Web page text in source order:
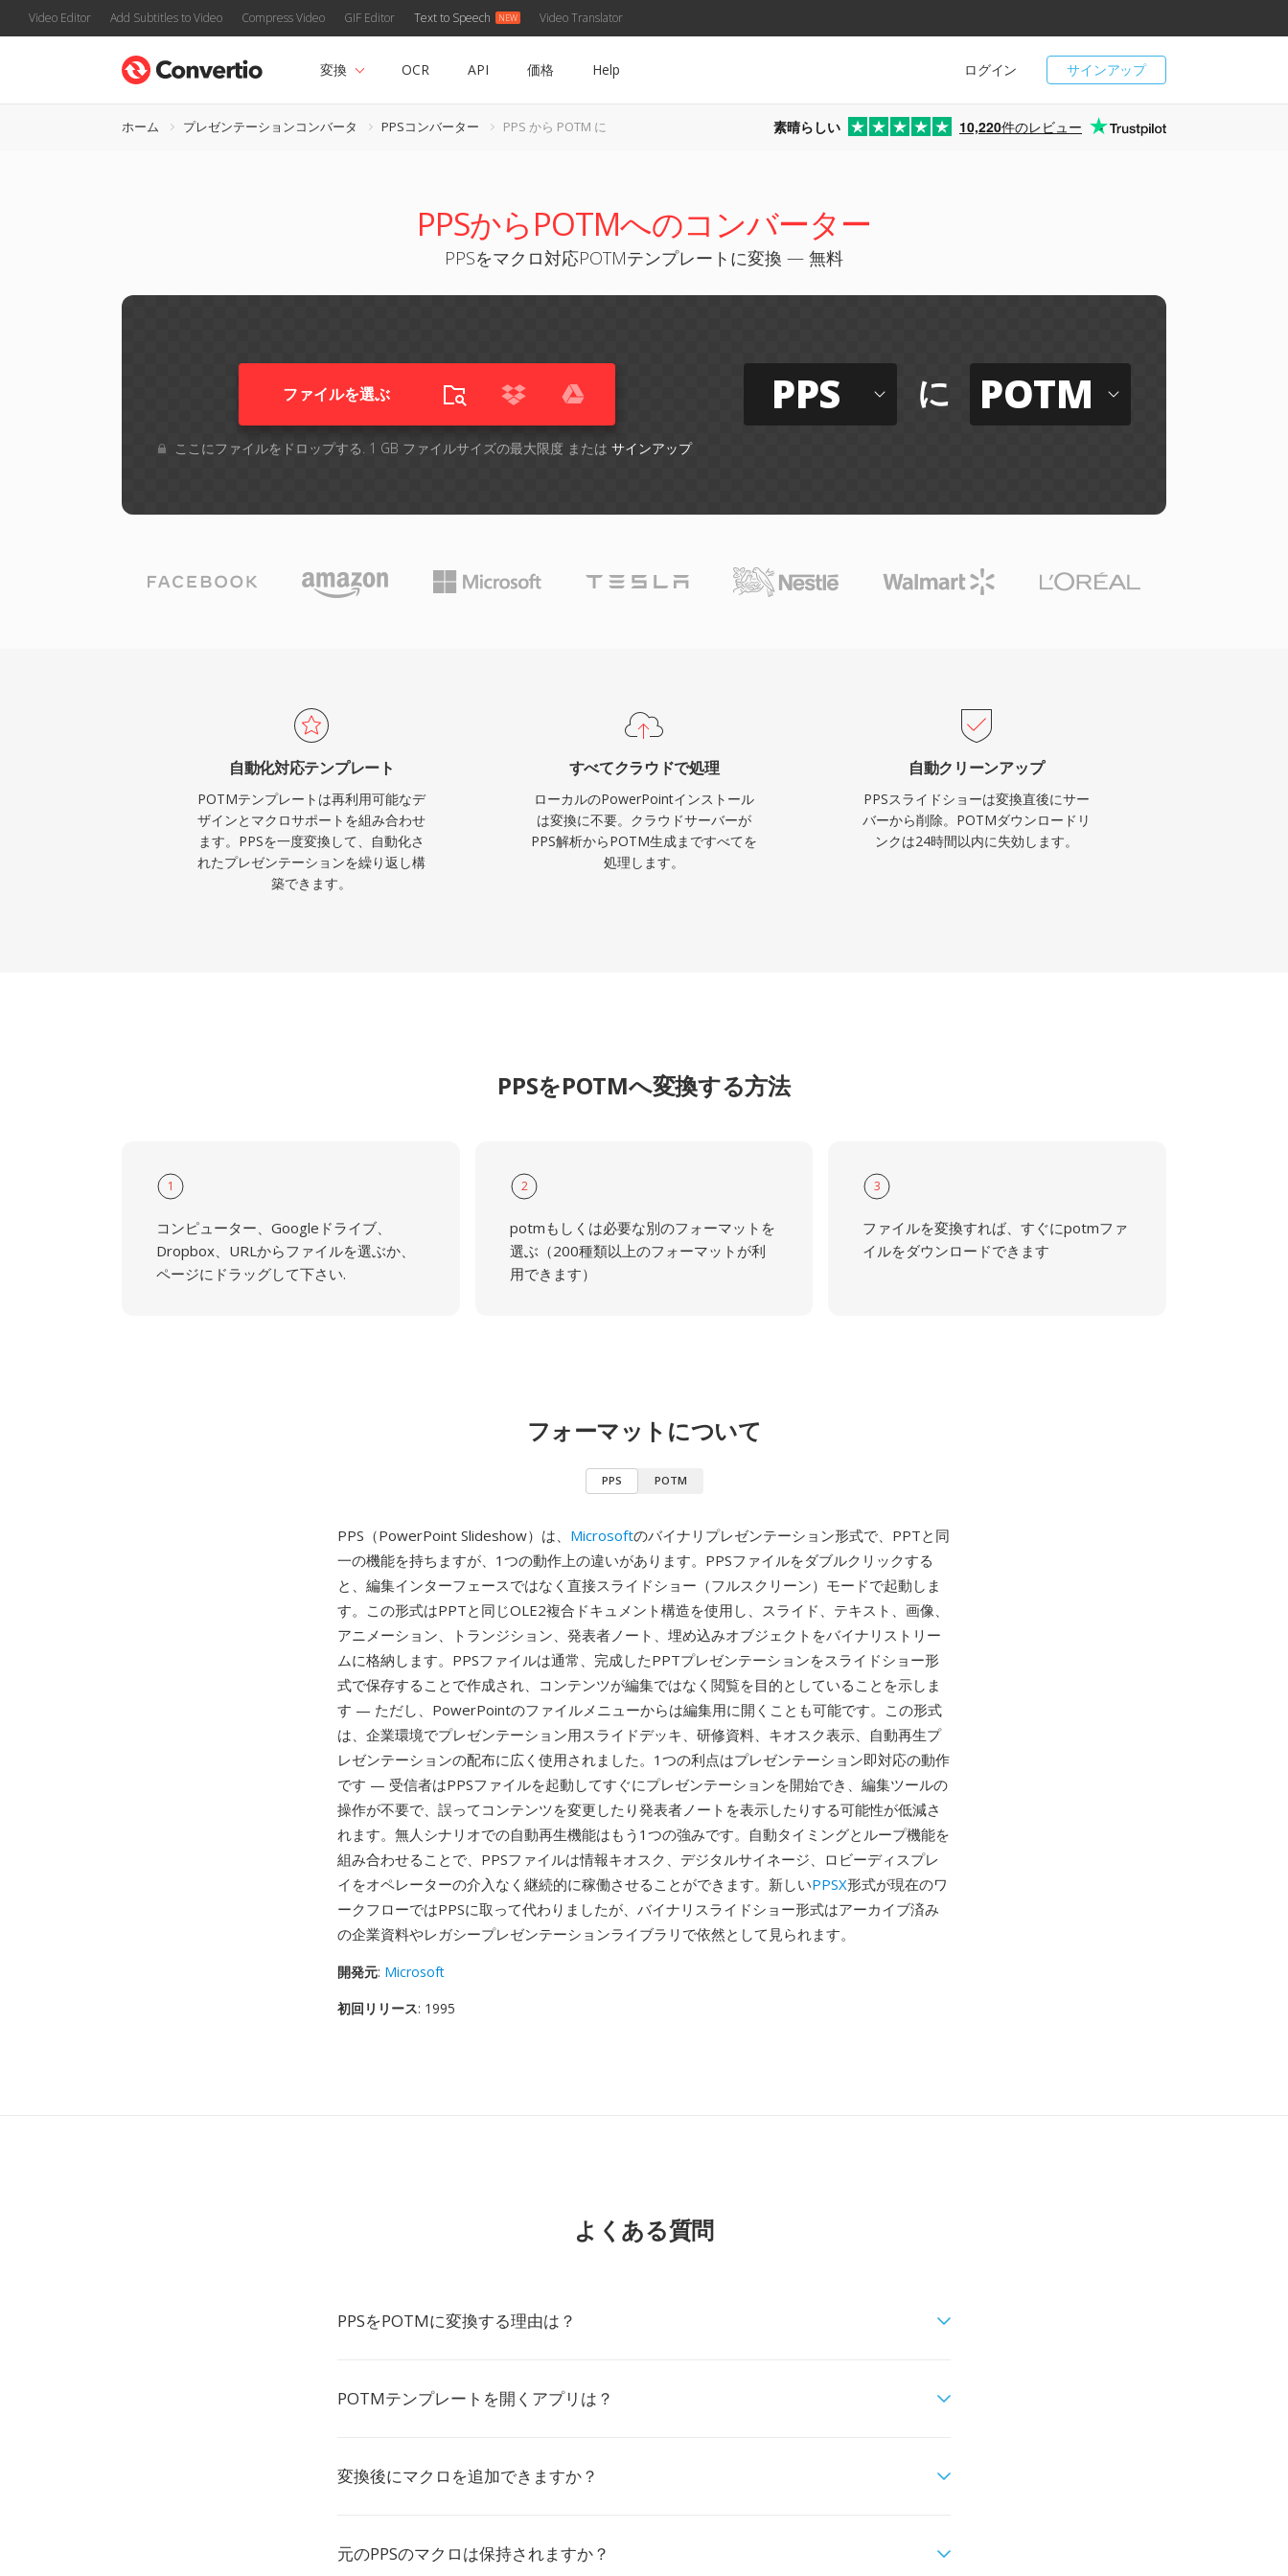
Video Editor Add Subtitles to Video Compress Video GIF Editor Text to Speech Video Translator
サインアップ
ログイン
変換 OCR API 価格 Help
ホーム プレゼンテーションコンバータ PPSコンバーター PPS から POTM に 素晴らしい 10,220件のレビュー
PPSからPOTMへのコンバーター
PPSをマクロ対応POTMテンプレートに変換 — 無料
ファイルを選ぶ
ここにファイルをドロップする. 1 GB ファイルサイズの最大限度 または サインアップ
PPS に POTM
自動化対応テンプレート
POTMテンプレートは再利用可能なデ
ザインとマクロサポートを組み合わせ
ます。PPSを一度変換して、自動化さ
れたプレゼンテーションを繰り返し構
築できます。
すべてクラウドで処理
ローカルのPowerPointインストール
は変換に不要。クラウドサーバーが
PPS解析からPOTM生成まですべてを
処理します。
自動クリーンアップ
PPSスライドショーは変換直後にサー
バーから削除。POTMダウンロードリ
ンクは24時間以内に失効します。
PPSをPOTMへ変換する方法
1
コンピューター、Googleドライブ、
Dropbox、URLからファイルを選ぶか、
ページにドラッグして下さい.
2
potmもしくは必要な別のフォーマットを
選ぶ（200種類以上のフォーマットが利
用できます）
3
ファイルを変換すれば、すぐにpotmファ
イルをダウンロードできます
フォーマットについて
PPS POTM
PPS（PowerPoint Slideshow）は、 Microsoftのバイナリプレゼンテーション形式で、PPTと同
一の機能を持ちますが、1つの動作上の違いがあります。PPSファイルをダブルクリックする
と、編集インターフェースではなく直接スライドショー（フルスクリーン）モードで起動しま
す。この形式はPPTと同じOLE2複合ドキュメント構造を使用し、スライド、テキスト、画像、
アニメーション、トランジション、発表者ノート、埋め込みオブジェクトをバイナリストリー
ムに格納します。PPSファイルは通常、完成したPPTプレゼンテーションをスライドショー形
式で保存することで作成され、コンテンツが編集ではなく閲覧を目的としていることを示しま
す — ただし、PowerPointのファイルメニューからは編集用に開くことも可能です。この形式
は、企業環境でプレゼンテーション用スライドデッキ、研修資料、キオスク表示、自動再生プ
レゼンテーションの配布に広く使用されました。1つの利点はプレゼンテーション即対応の動作
です — 受信者はPPSファイルを起動してすぐにプレゼンテーションを開始でき、編集ツールの
操作が不要で、誤ってコンテンツを変更したり発表者ノートを表示したりする可能性が低減さ
れます。無人シナリオでの自動再生機能はもう1つの強みです。自動タイミングとループ機能を
組み合わせることで、PPSファイルは情報キオスク、デジタルサイネージ、ロビーディスプレ
イをオペレーターの介入なく継続的に稼働させることができます。新しいPPSX形式が現在のワ
ークフローではPPSに取って代わりましたが、バイナリスライドショー形式はアーカイブ済み
の企業資料やレガシープレゼンテーションライブラリで依然として見られます。
開発元: Microsoft
初回リリース: 1995
よくある質問
PPSをPOTMに変換する理由は？
POTMテンプレートを開くアプリは？
変換後にマクロを追加できますか？
元のPPSのマクロは保持されますか？